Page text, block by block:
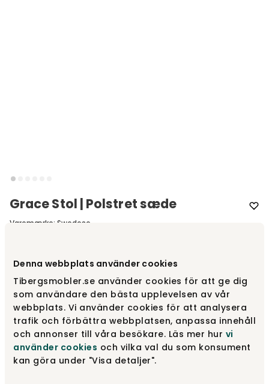
Denna webbplats använder cookies
Tibergsmobler.se använder cookies för att ge dig
som användare den bästa upplevelsen av vår
webbplats. Vi använder cookies för att analysera
trafik och förbättra webbplatsen, anpassa innehåll
och annonser till våra besökare. Läs mer hur vi
använder cookies och vilka val du som konsument
kan göra under "Visa detaljer".
Grace Stol | Polstret sæde
Varemærke: Swedese
Vælg stolmodel Stol | Polstret sæde
Stol | Polstret sæde Fra
Stol | Træsæde Fra5 270 kr